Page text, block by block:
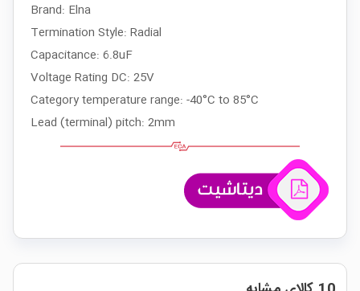
Brand: Elna
Termination Style: Radial
Capacitance: 6.8uF
Voltage Rating DC: 25V
Category temperature range: -40°C to 85°C
Lead (terminal) pitch: 2mm